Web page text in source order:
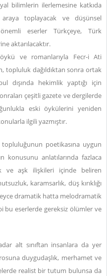
bilimlerin ilerlemesine katkıda
toplayacak ve düşünsel
önemli eserler Türkçeye, Türk
aktarılacaktır.
ve romanlarıyla Fecr-i Ati
topluluk dağıldıktan sonra ortak
dışında hekimlik yaptığı için
çeşitli gazete ve dergilerde
eski öykülerini yeniden
ilgili yazmıştır.
poetikasına uygun
konusunu anlatılarında fazlaca
ve aşk ilişkileri içinde beliren
karamsarlık, düş kırıklığı
dramatik hatta melodramatik
bu eserlerde gereksiz ölümler ve
alt sınıftan insanlara da yer
duygudaşlık, merhamet ve
realist bir tutum bulunsa da